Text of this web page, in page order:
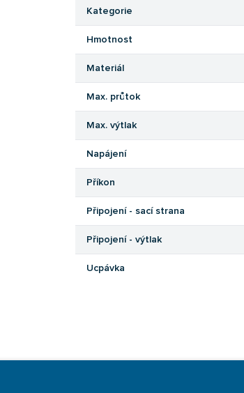
Kategorie
Hmotnost
Materiál
Max. průtok
Max. výtlak
Napájení
Příkon
Připojení - sací strana
Připojení - výtlak
Ucpávka